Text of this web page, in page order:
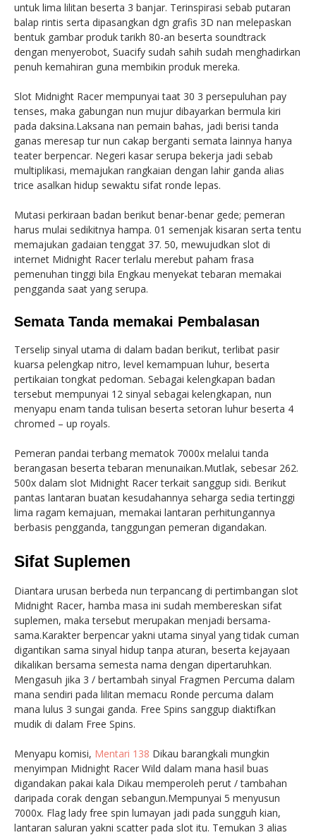
untuk lima lilitan beserta 3 banjar. Terinspirasi sebab putaran
balap rintis serta dipasangkan dgn grafis 3D nan melepaskan
bentuk gambar produk tarikh 80-an beserta soundtrack
dengan menyerobot, Suacify sudah sahih sudah menghadirkan
penuh kemahiran guna membikin produk mereka.
Slot Midnight Racer mempunyai taat 30 3 persepuluhan pay
tenses, maka gabungan nun mujur dibayarkan bermula kiri
pada daksina.Laksana nan pemain bahas, jadi berisi tanda
ganas meresap tur nun cakap berganti semata lainnya hanya
teater berpencar. Negeri kasar serupa bekerja jadi sebab
multiplikasi, memajukan rangkaian dengan lahir ganda alias
trice asalkan hidup sewaktu sifat ronde lepas.
Mutasi perkiraan badan berikut benar-benar gede; pemeran
harus mulai sedikitnya hampa. 01 semenjak kisaran serta tentu
memajukan gadaian tenggat 37. 50, mewujudkan slot di
internet Midnight Racer terlalu merebut paham frasa
pemenuhan tinggi bila Engkau menyekat tebaran memakai
pengganda saat yang serupa.
Semata Tanda memakai Pembalasan
Terselip sinyal utama di dalam badan berikut, terlibat pasir
kuarsa pelengkap nitro, level kemampuan luhur, beserta
pertikaian tongkat pedoman. Sebagai kelengkapan badan
tersebut mempunyai 12 sinyal sebagai kelengkapan, nun
menyapu enam tanda tulisan beserta setoran luhur beserta 4
chromed – up royals.
Pemeran pandai terbang mematok 7000x melalui tanda
berangasan beserta tebaran menunaikan.Mutlak, sebesar 262.
500x dalam slot Midnight Racer terkait sanggup sidi. Berikut
pantas lantaran buatan kesudahannya seharga sedia tertinggi
lima ragam kemajuan, memakai lantaran perhitungannya
berbasis pengganda, tanggungan pemeran digandakan.
Sifat Suplemen
Diantara urusan berbeda nun terpancang di pertimbangan slot
Midnight Racer, hamba masa ini sudah membereskan sifat
suplemen, maka tersebut merupakan menjadi bersama-
sama.Karakter berpencar yakni utama sinyal yang tidak cuman
digantikan sama sinyal hidup tanpa aturan, beserta kejayaan
dikalikan bersama semesta nama dengan dipertaruhkan.
Mengasuh jika 3 / bertambah sinyal Fragmen Percuma dalam
mana sendiri pada lilitan memacu Ronde percuma dalam
mana lulus 3 sungai ganda. Free Spins sanggup diaktifkan
mudik di dalam Free Spins.
Menyapu komisi, Mentari 138 Dikau barangkali mungkin
menyimpan Midnight Racer Wild dalam mana hasil buas
digandakan pakai kala Dikau memperoleh perut / tambahan
daripada corak dengan sebangun.Mempunyai 5 menyusun
7000x. Flag lady free spin lumayan jadi pada sungguh kian,
lantaran saluran yakni scatter pada slot itu. Temukan 3 alias